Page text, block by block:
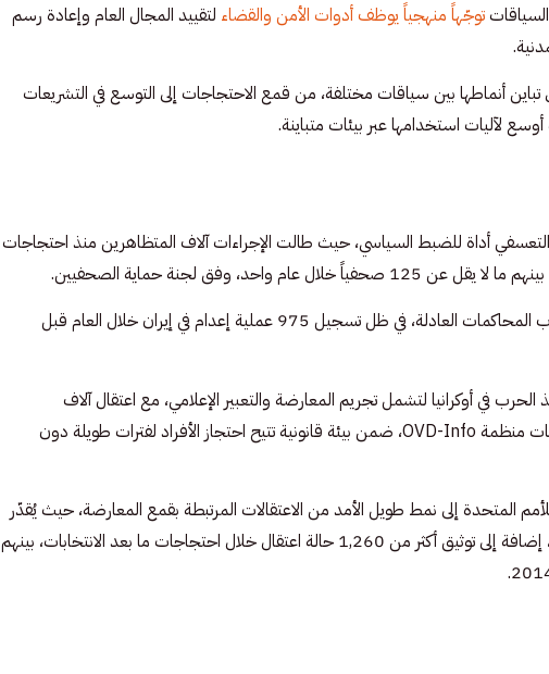
توجّهاً منهجياً يوظف أدوات الأمن والقضاء لتقييد المجال العام وإعادة رسم
أنماطها بين سياقات مختلفة، من قمع الاحتجاجات إلى التوسع في التشريعات
أوسع لآليات استخدامها عبر بيئات متباينة.
التعسفي أداة للضبط السياسي، حيث طالت الإجراءات آلاف المتظاهرين منذ احتجاجات
وتشير منظمة العفو الدولية إلى استخدام التعذيب وغياب المحاكمات العادلة، في ظل تسجيل 975 عملية إعدام في إيران خلال العام قبل
في أوكرانيا لتشمل تجريم المعارضة والتعبير الإعلامي، مع اعتقال آلاف
الأشخاص بسبب مواقفهم المناهضة للحرب، وفق بيانات منظمة OVD-Info، ضمن بيئة قانونية تتيح احتجاز الأفراد لفترات طويلة دون
للأمم المتحدة إلى نمط طويل الأمد من الاعتقالات المرتبطة بقمع المعارضة، حيث يُقدّر
عدد السجناء السياسيين بنحو 900 حتى أواخر 2025، إضافة إلى توثيق أكثر من 1,260 حالة اعتقال خلال احتجاجات ما بعد الانتخابات، بينهم